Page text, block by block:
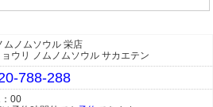
ムノムソウル 栄店
ウリ ノムノムソウル サカエテン
788-288
00